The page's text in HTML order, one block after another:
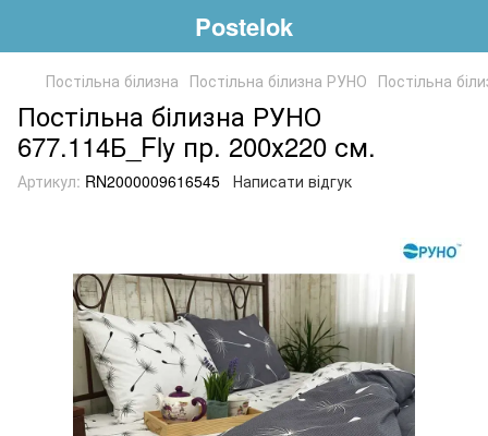
Postelok
Постільна білизна Постільна білизна РУНО Постільна
Постільна білизна РУНО
677.114Б_Fly пр. 200х220 см.
Артикул: RN2000009616545 Написати відгук